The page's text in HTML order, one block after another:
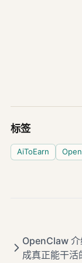
标签
AiToEarn
OpenClaw 介
成真正能干活